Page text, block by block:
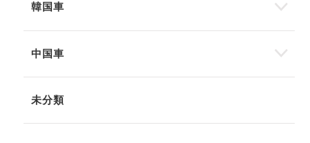
韓国車
中国車
未分類